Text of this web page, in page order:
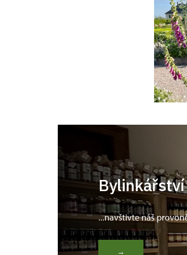
...navštivte náš
→